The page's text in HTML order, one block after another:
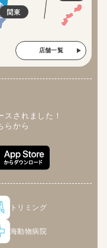
関東
店舗一覧
スされました！
らから
トリミング
海動物病院